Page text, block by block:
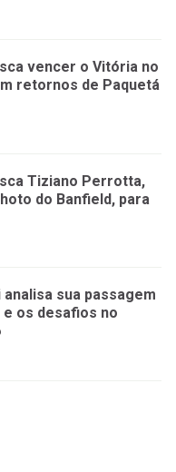
vencer o Vitória no
retornos de Paquetá
Tiziano Perrotta,
do Banfield, para
sua passagem
e os desafios no